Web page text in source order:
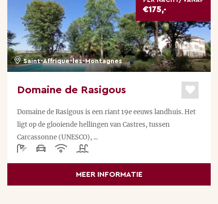
€175,-
Saint-Affrique-les-Montagnes
Domaine de Rasigous
Domaine de Rasigous is een riant 19e eeuws landhuis. Het
ligt op de glooiende hellingen van Castres, tussen
Carcassonne (UNESCO), ...
MEER INFORMATIE